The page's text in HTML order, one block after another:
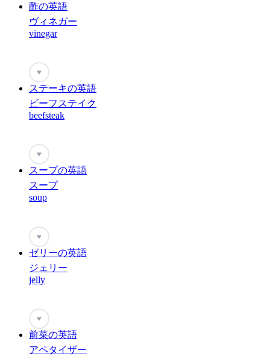
酢の英語
ヴィネガー
vinegar
♥
ステーキの英語
ビーフステイク
beefsteak
♥
スープの英語
スープ
soup
♥
ゼリーの英語
ジェリー
jelly
♥
前菜の英語
アペタイザー